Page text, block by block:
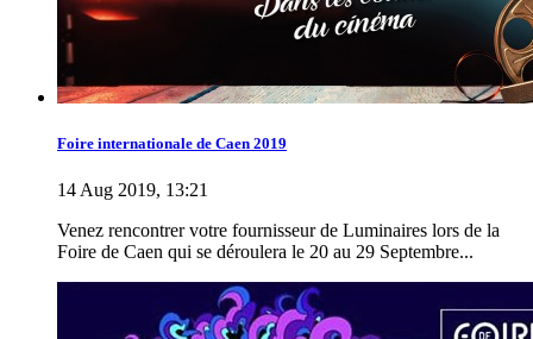
Foire internationale de Caen 2019
14 Aug 2019, 13:21
Venez rencontrer votre fournisseur de Luminaires lors de la
Foire de Caen qui se déroulera le 20 au 29 Septembre...